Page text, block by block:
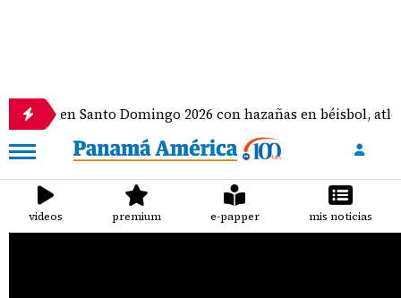
en Santo Domingo 2026 con hazañas en béisbol,
videos premium e-papper mis noticias